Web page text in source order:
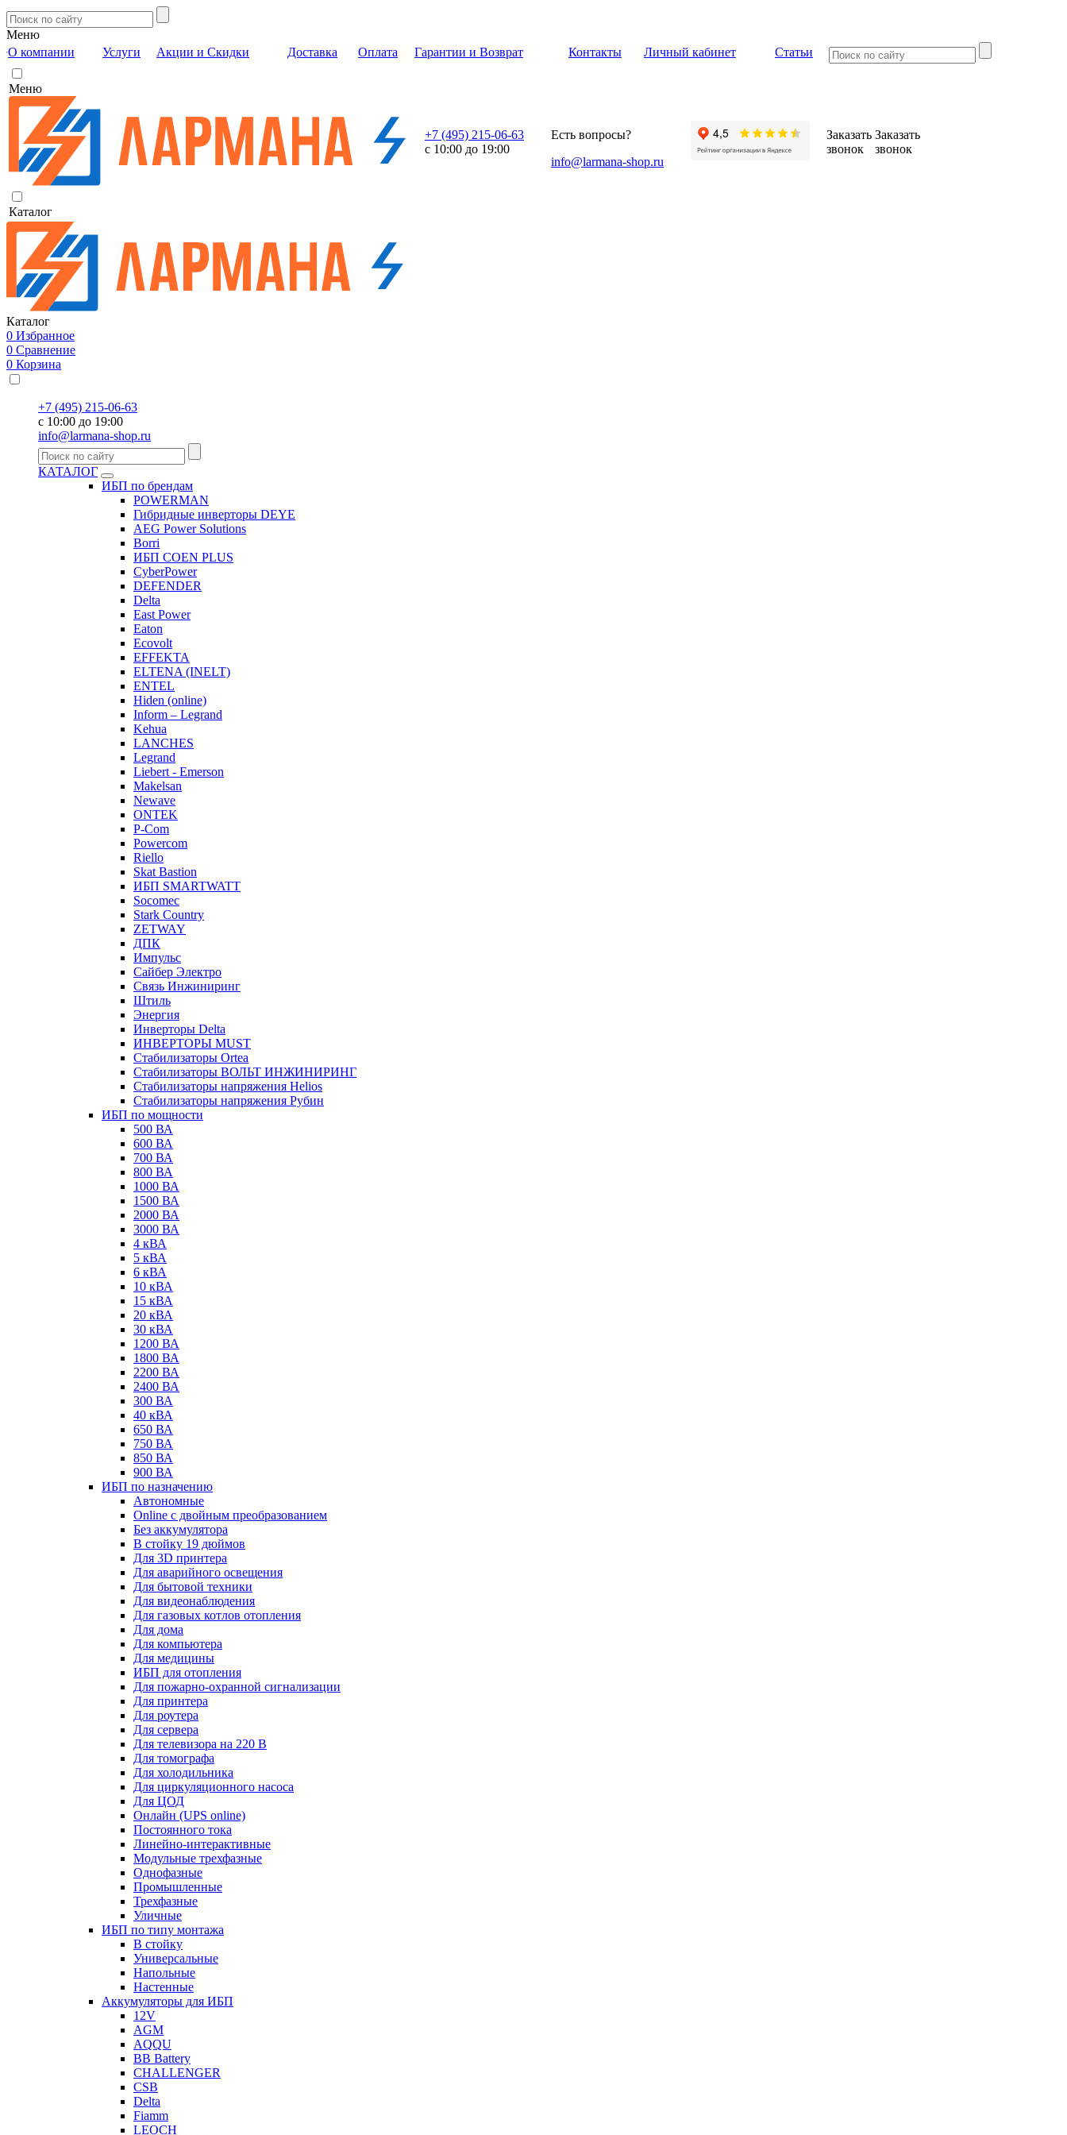
Меню
О компании
Услуги Акции и Скидки Доставка Оплата Гарантии и Возврат Контакты Личный кабинет Статьи
Меню
Каталог
+7 (495) 215-06-63
с 10:00 до 19:00
Есть вопросы?
info@larmana-shop.ru
Заказать
звонок
Заказать
звонок
Каталог
0 Избранное
0 Сравнение
0 Корзина
+7 (495) 215-06-63
с 10:00 до 19:00
info@larmana-shop.ru
КАТАЛОГ
ИБП по брендам
POWERMAN
Гибридные инверторы DEYE
AEG Power Solutions
Borri
ИБП COEN PLUS
CyberPower
DEFENDER
Delta
East Power
Eaton
Ecovolt
EFFEKTA
ELTENA (INELT)
ENTEL
Hiden (online)
Inform – Legrand
Kehua
LANCHES
Legrand
Liebert - Emerson
Makelsan
Newave
ONTEK
P-Com
Powercom
Riello
Skat Bastion
ИБП SMARTWATT
Socomec
Stark Country
ZETWAY
ДПК
Импульс
Сайбер Электро
Связь Инжиниринг
Штиль
Энергия
Инверторы Delta
ИНВЕРТОРЫ MUST
Стабилизаторы Ortea
Стабилизаторы ВОЛЬТ ИНЖИНИРИНГ
Стабилизаторы напряжения Helios
Стабилизаторы напряжения Рубин
ИБП по мощности
500 ВА
600 ВА
700 ВА
800 ВА
1000 ВА
1500 ВА
2000 ВА
3000 ВА
4 кВА
5 кВА
6 кВА
10 кВА
15 кВА
20 кВА
30 кВА
1200 ВА
1800 ВА
2200 ВА
2400 ВА
300 ВА
40 кВА
650 ВА
750 ВА
850 ВА
900 ВА
ИБП по назначению
Автономные
Online с двойным преобразованием
Без аккумулятора
В стойку 19 дюймов
Для 3D принтера
Для аварийного освещения
Для бытовой техники
Для видеонаблюдения
Для газовых котлов отопления
Для дома
Для компьютера
Для медицины
ИБП для отопления
Для пожарно-охранной сигнализации
Для принтера
Для роутера
Для сервера
Для телевизора на 220 В
Для томографа
Для холодильника
Для циркуляционного насоса
Для ЦОД
Онлайн (UPS online)
Постоянного тока
Линейно-интерактивные
Модульные трехфазные
Однофазные
Промышленные
Трехфазные
Уличные
ИБП по типу монтажа
В стойку
Универсальные
Напольные
Настенные
Аккумуляторы для ИБП
12V
AGM
AQQU
BB Battery
CHALLENGER
CSB
Delta
Fiamm
LEOCH